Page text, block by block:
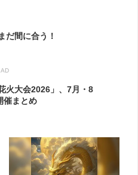
だ間に合う！
火大会2026」、7月・8
催まとめ